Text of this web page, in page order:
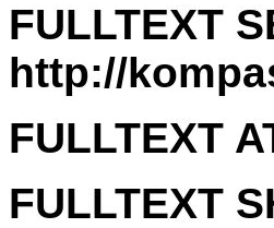
FULLTEXT
http://
FULLTEXT
FULLTEXT